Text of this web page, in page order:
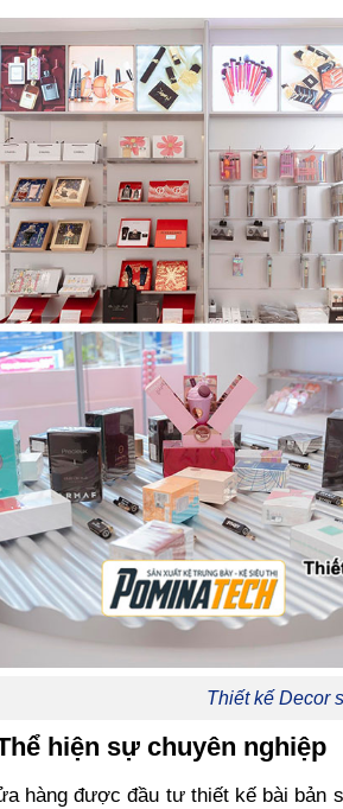
Thiết kế Decor
hiện sự chuyên nghiệp
hàng được đầu tư thiết kế bài bản